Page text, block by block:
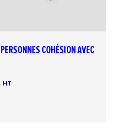
COHÉSION AVEC
HT